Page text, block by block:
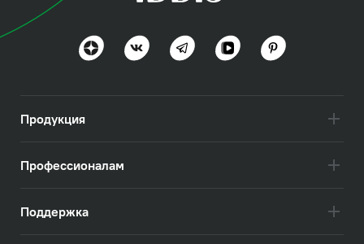
Продукция
Профессионалам
Поддержка